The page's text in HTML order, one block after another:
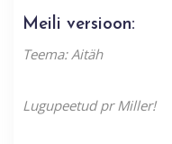
Meili versioon:
Teema: Aitäh
Lugupeetud pr Miller!